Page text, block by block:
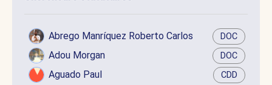
Abrego Manríquez Roberto Carlos DOC
Adou Morgan DOC
Aguado Paul CDD